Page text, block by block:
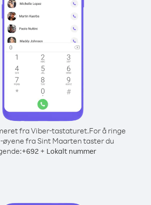
fra Viber-tastaturet.For å ringe
øyene fra Sint Maarten taster du
+692+ Lokalt nummer